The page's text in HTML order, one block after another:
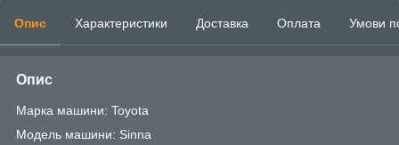
Опис Характеристики Доставка Оплата Умови
Опис
Марка машини: Toyota
Модель машини: Sinna